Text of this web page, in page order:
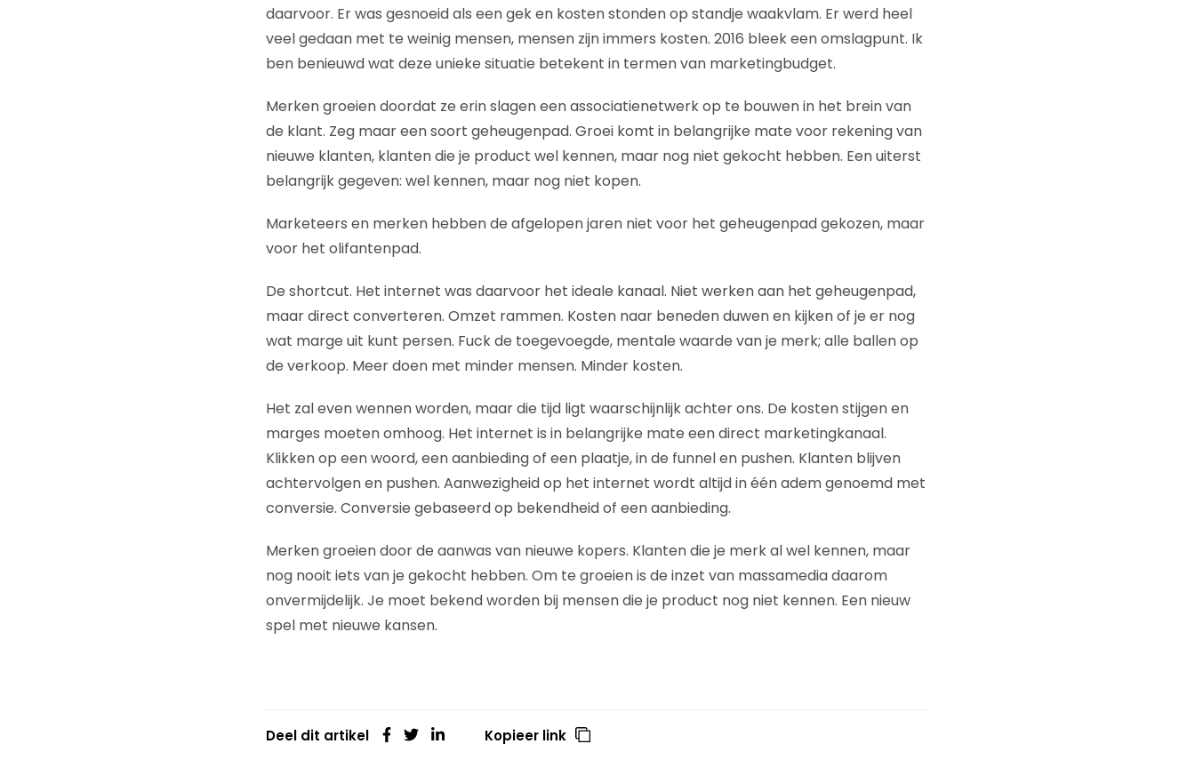
daarvoor. Er was gesnoeid als een gek en kosten stonden op standje waakvlam. Er werd heel
veel gedaan met te weinig mensen, mensen zijn immers kosten. 2016 bleek een omslagpunt. Ik
ben benieuwd wat deze unieke situatie betekent in termen van marketingbudget.
Merken groeien doordat ze erin slagen een associatienetwerk op te bouwen in het brein van
de klant. Zeg maar een soort geheugenpad. Groei komt in belangrijke mate voor rekening van
nieuwe klanten, klanten die je product wel kennen, maar nog niet gekocht hebben. Een uiterst
belangrijk gegeven: wel kennen, maar nog niet kopen.
Marketeers en merken hebben de afgelopen jaren niet voor het geheugenpad gekozen, maar
voor het olifantenpad.
De shortcut. Het internet was daarvoor het ideale kanaal. Niet werken aan het geheugenpad,
maar direct converteren. Omzet rammen. Kosten naar beneden duwen en kijken of je er nog
wat marge uit kunt persen. Fuck de toegevoegde, mentale waarde van je merk; alle ballen op
de verkoop. Meer doen met minder mensen. Minder kosten.
Het zal even wennen worden, maar die tijd ligt waarschijnlijk achter ons. De kosten stijgen en
marges moeten omhoog. Het internet is in belangrijke mate een direct marketingkanaal.
Klikken op een woord, een aanbieding of een plaatje, in de funnel en pushen. Klanten blijven
achtervolgen en pushen. Aanwezigheid op het internet wordt altijd in één adem genoemd met
conversie. Conversie gebaseerd op bekendheid of een aanbieding.
Merken groeien door de aanwas van nieuwe kopers. Klanten die je merk al wel kennen, maar
nog nooit iets van je gekocht hebben. Om te groeien is de inzet van massamedia daarom
onvermijdelijk. Je moet bekend worden bij mensen die je product nog niet kennen. Een nieuw
spel met nieuwe kansen.
Deel dit artikel Kopieer link